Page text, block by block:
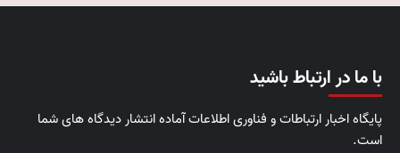
با ما در ارتباط باشید
پایگاه اخبار ارتباطات و فناوری اطلاعات آماده انتشار دیدگاه های شما
است.